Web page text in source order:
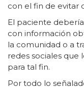
con el fin de evitar
El paciente
con información
la comunidad o a
redes sociales
para tal fin.
Por todo lo